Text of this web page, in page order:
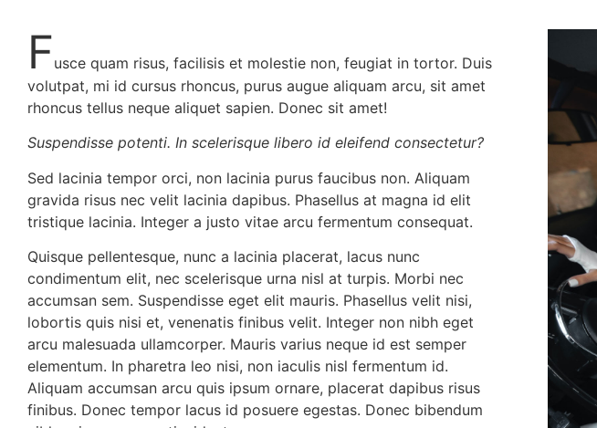
Fusce quam risus, facilisis et molestie non, feugiat in tortor. Duis
volutpat, mi id cursus rhoncus, purus augue aliquam arcu, sit amet
rhoncus tellus neque aliquet sapien. Donec sit amet!
Suspendisse potenti. In scelerisque libero id eleifend consectetur?
Sed lacinia tempor orci, non lacinia purus faucibus non. Aliquam
gravida risus nec velit lacinia dapibus. Phasellus at magna id elit
tristique lacinia. Integer a justo vitae arcu fermentum consequat.
Quisque pellentesque, nunc a lacinia placerat, lacus nunc
condimentum elit, nec scelerisque urna nisl at turpis. Morbi nec
accumsan sem. Suspendisse eget elit mauris. Phasellus velit nisi,
lobortis quis nisi et, venenatis finibus velit. Integer non nibh eget
arcu malesuada ullamcorper. Mauris varius neque id est semper
elementum. In pharetra leo nisi, non iaculis nisl fermentum id.
Aliquam accumsan arcu quis ipsum ornare, placerat dapibus risus
finibus. Donec tempor lacus id posuere egestas. Donec bibendum